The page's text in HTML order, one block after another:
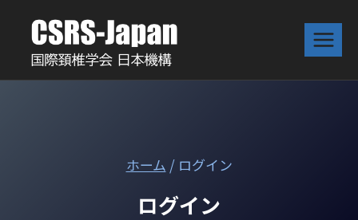
ス
ホーム / ログイン
ログイン